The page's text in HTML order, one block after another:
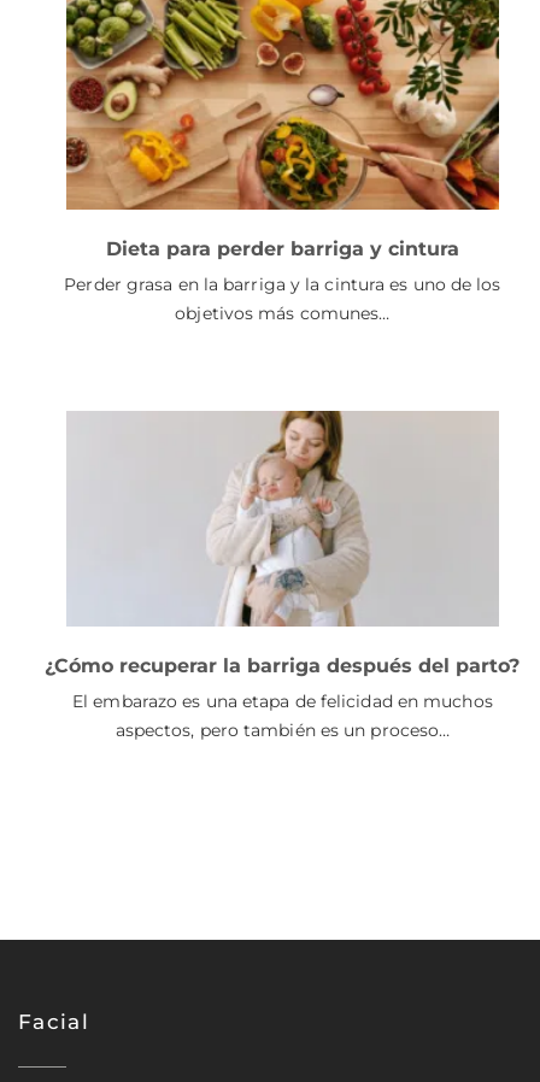
Dieta para perder barriga y cintura
Perder grasa en la barriga y la cintura es uno de los
objetivos más comunes…
¿Cómo recuperar la barriga después del parto?
El embarazo es una etapa de felicidad en muchos
aspectos, pero también es un proceso…
Facial